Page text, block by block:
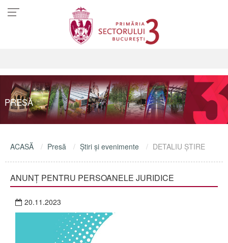
PRESĂ
ACASĂ Presă Ştiri şi evenimente DETALIU ŞTIRE
ANUNȚ PENTRU PERSOANELE JURIDICE
20.11.2023